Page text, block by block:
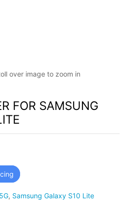
over image to zoom in
FOR SAMSUNG
, Samsung Galaxy S10 Lite